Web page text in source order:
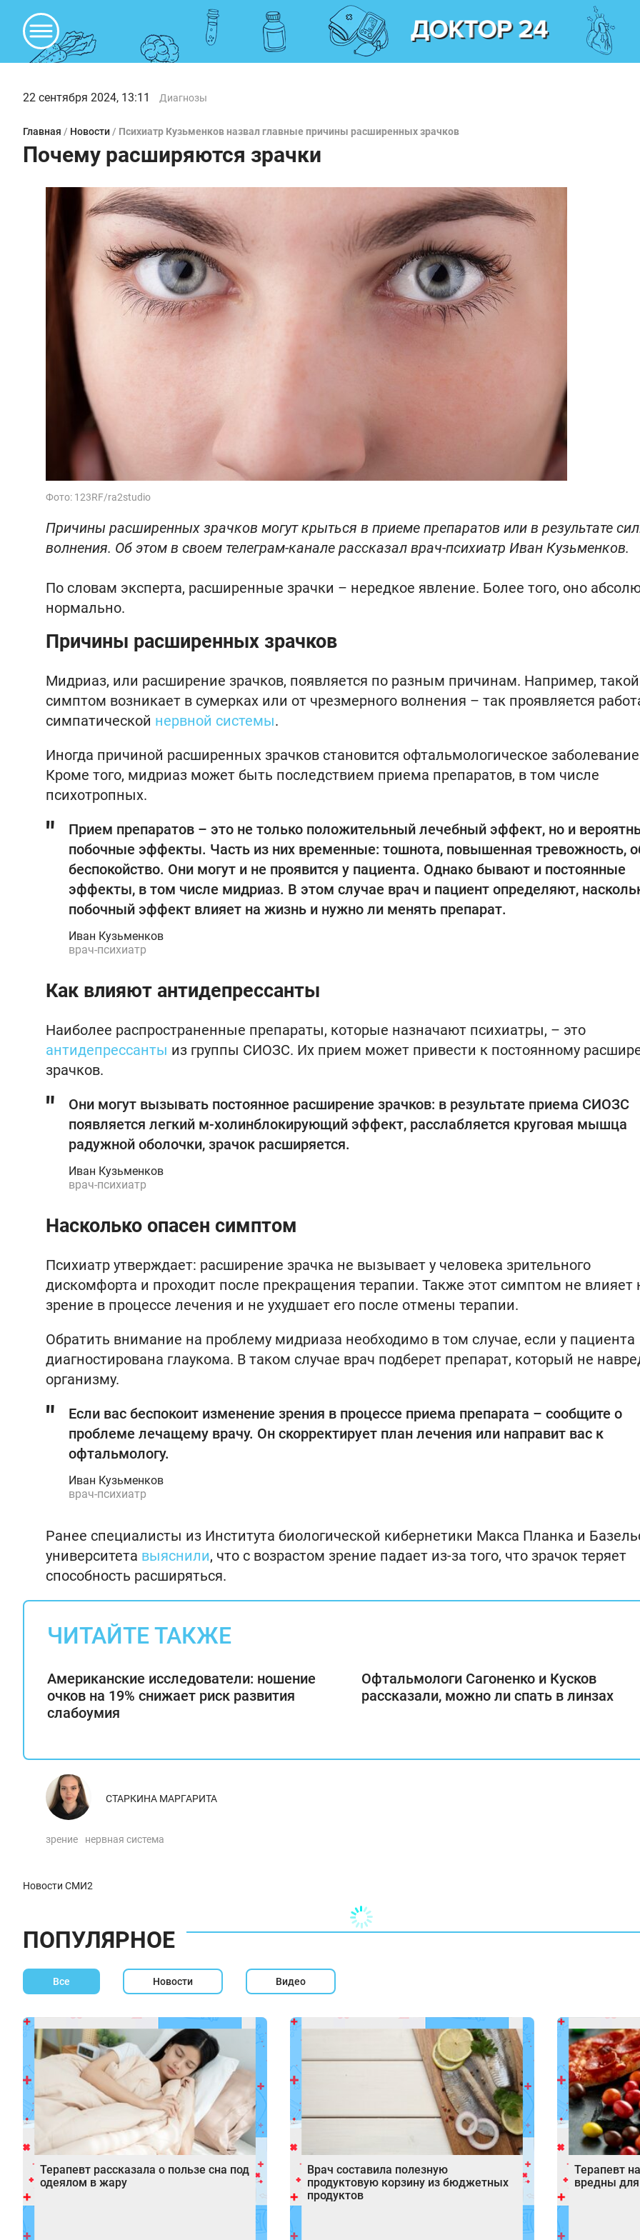
22 сентября 2024, 13:11 Диагнозы
Главная / Новости / Психиатр Кузьменков назвал главные причины расширенных зрачков
Почему расширяются зрачки
Фото: 123RF/ra2studio
Причины расширенных зрачков могут крыться в приеме препаратов или в результате
волнения. Об этом в своем телеграм-канале рассказал врач-психиатр Иван Кузьменков.
По словам эксперта, расширенные зрачки – нередкое явление. Более того, оно
нормально.
Причины расширенных зрачков
Мидриаз, или расширение зрачков, появляется по разным причинам. Например, такой
симптом возникает в сумерках или от чрезмерного волнения – так проявляется
симпатической нервной системы.
Иногда причиной расширенных зрачков становится офтальмологическое
Кроме того, мидриаз может быть последствием приема препаратов, в том числе
психотропных.
Прием препаратов – это не только положительный лечебный эффект, но и
побочные эффекты. Часть из них временные: тошнота, повышенная тревожность,
беспокойство. Они могут и не проявится у пациента. Однако бывают и постоянные
эффекты, в том числе мидриаз. В этом случае врач и пациент определяют,
побочный эффект влияет на жизнь и нужно ли менять препарат.
Иван Кузьменков
врач-психиатр
Как влияют антидепрессанты
Наиболее распространенные препараты, которые назначают психиатры, – это
антидепрессанты из группы СИОЗС. Их прием может привести к постоянному
зрачков.
Они могут вызывать постоянное расширение зрачков: в результате приема СИОЗС
появляется легкий м-холинблокирующий эффект, расслабляется круговая мышца
радужной оболочки, зрачок расширяется.
Иван Кузьменков
врач-психиатр
Насколько опасен симптом
Психиатр утверждает: расширение зрачка не вызывает у человека зрительного
дискомфорта и проходит после прекращения терапии. Также этот симптом не влияет
зрение в процессе лечения и не ухудшает его после отмены терапии.
Обратить внимание на проблему мидриаза необходимо в том случае, если у пациента
диагностирована глаукома. В таком случае врач подберет препарат, который не
организму.
Если вас беспокоит изменение зрения в процессе приема препарата – сообщите о
проблеме лечащему врачу. Он скорректирует план лечения или направит вас к
офтальмологу.
Иван Кузьменков
врач-психиатр
Ранее специалисты из Института биологической кибернетики Макса Планка и
университета выяснили, что с возрастом зрение падает из-за того, что зрачок теряет
способность расширяться.
ЧИТАЙТЕ ТАКЖЕ
Американские исследователи: ношение
очков на 19% снижает риск развития
слабоумия
Офтальмологи Сагоненко и Кусков
рассказали, можно ли спать в линзах
СТАРКИНА МАРГАРИТА
зрение нервная система
Новости СМИ2
ПОПУЛЯРНОЕ
Все Новости Видео
Терапевт рассказала о пользе сна под
одеялом в жару
Врач составила полезную
продуктовую корзину из бюджетных
продуктов
Терапевт
вредны